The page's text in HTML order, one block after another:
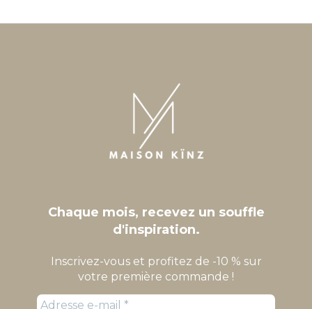
Chaque mois, recevez un souffle
d'inspiration.
Inscrivez-vous et profitez de -10 % sur
votre première commande !